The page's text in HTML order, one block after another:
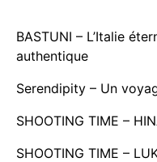
BASTUNI – L’Italie
authentique
Serendipity – Un
SHOOTING TIME –
SHOOTING TIME –